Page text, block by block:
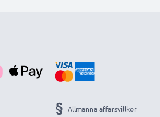
Allmänna affärsvillkor